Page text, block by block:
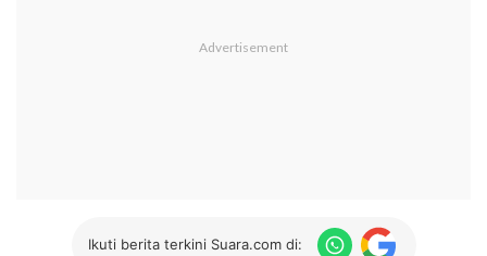
Ikuti berita terkini Suara.com di: